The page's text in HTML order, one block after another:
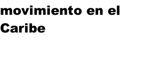
movimiento en el
Caribe